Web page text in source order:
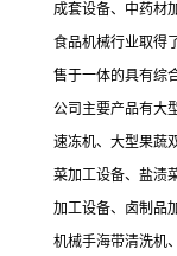
成套设备、中药材
食品机械行业取得
售于一体的具有综
公司主要产品有大
速冻机、大型果蔬
菜加工设备、盐渍
加工设备、卤制品
机械手海带清洗机